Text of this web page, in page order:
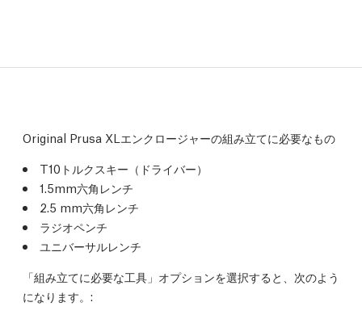
Original Prusa XLエンクロージャーの組み立てに必要なもの
T10トルクスキー（ドライバー）
1.5mm六角レンチ
2.5 mm六角レンチ
ラジオペンチ
ユニバーサルレンチ
「組み立てに必要な工具」オプションを選択すると、次のよう
になります。: